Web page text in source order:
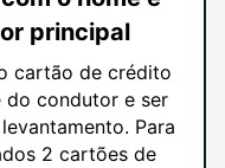
principal
cartão de crédito
do condutor e ser
Para
2 cartões de